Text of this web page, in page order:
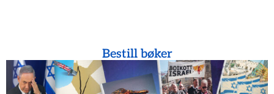
Bestill bøker